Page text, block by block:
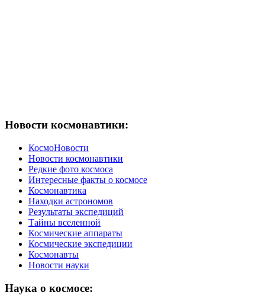
Новости космонавтики:
КосмоНовости
Новости космонавтики
Редкие фото космоса
Интересные факты о космосе
Космонавтика
Находки астрономов
Результаты экспедиций
Тайны вселенной
Космические аппараты
Космические экспедиции
Космонавты
Новости науки
Наука о космосе: